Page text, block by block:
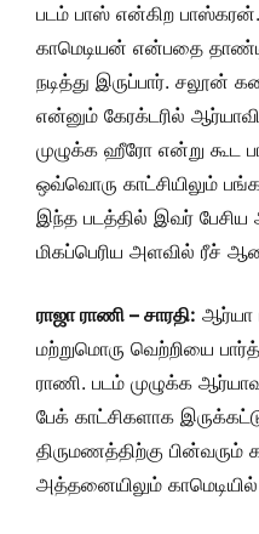
படம் பாஸ் என்கிற
காமெடியன் என்பதை
நடித்து இருப்பார். சலூன்
என்னும் கேரக்டரில்
முழுக்க ஹீரோ என்று கூட
ஒவ்வொரு காட்சியிலும்
இந்த படத்தில் இவர்
மிகப்பெரிய அளவில் ரீச்
ராஜா ராணி – சாரதி: ஆர்யா
மற்றுமொரு வெற்றியை
ராணி. படம் முழுக்க
பேக் காட்சிகளாக
திருமணத்திற்கு பின்வரும்
அத்தனையிலும் காமெடியில்